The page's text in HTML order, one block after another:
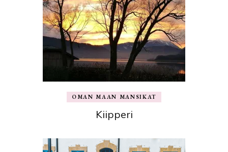
OMAN MAAN MANSIKAT
Kiipperi